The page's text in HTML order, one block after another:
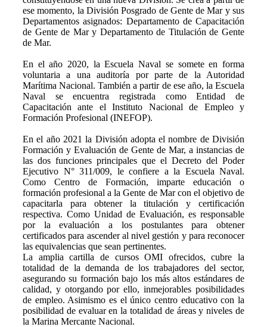
ese momento, la División Posgrado de Gente de Mar y sus
Departamentos asignados: Departamento de Capacitación
de Gente de Mar y Departamento de Titulación de Gente
de Mar.
En el año 2020, la Escuela Naval se somete en forma
voluntaria a una auditoría por parte de la Autoridad
Marítima Nacional. También a partir de ese año, la Escuela
Naval se encuentra registrada como Entidad de
Capacitación ante el Instituto Nacional de Empleo y
Formación Profesional (INEFOP).
En el año 2021 la División adopta el nombre de División
Formación y Evaluación de Gente de Mar, a instancias de
las dos funciones principales que el Decreto del Poder
Ejecutivo N° 311/009, le confiere a la Escuela Naval.
Como Centro de Formación, imparte educación o
formación profesional a la Gente de Mar con el objetivo de
capacitarla para obtener la titulación y certificación
respectiva. Como Unidad de Evaluación, es responsable
por la evaluación a los postulantes para obtener
certificados para ascender al nivel gestión y para reconocer
las equivalencias que sean pertinentes.
La amplia cartilla de cursos OMI ofrecidos, cubre la
totalidad de la demanda de los trabajadores del sector,
asegurando su formación bajo los más altos estándares de
calidad, y otorgando por ello, inmejorables posibilidades
de empleo. Asimismo es el único centro educativo con la
posibilidad de evaluar en la totalidad de áreas y niveles de
la Marina Mercante Nacional.